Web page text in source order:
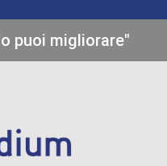
puoi migliorare"